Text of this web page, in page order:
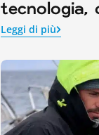
tecnologia,
Leggi di più